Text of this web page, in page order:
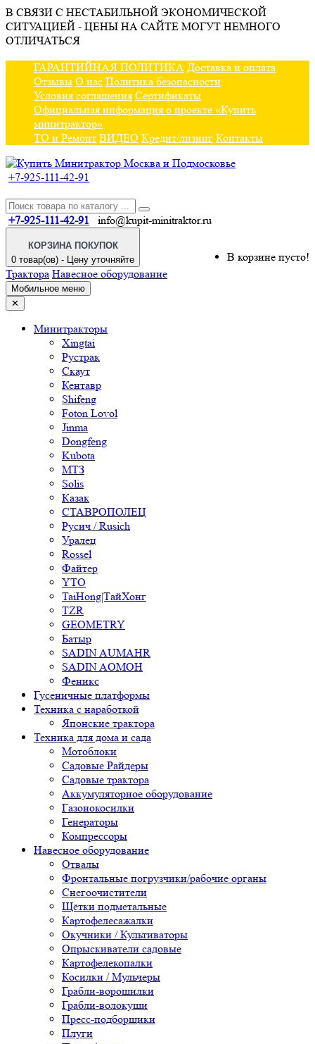
В СВЯЗИ С НЕСТАБИЛЬНОЙ ЭКОНОМИЧЕСКОЙ
СИТУАЦИЕЙ - ЦЕНЫ НА САЙТЕ МОГУТ НЕМНОГО
ОТЛИЧАТЬСЯ
ГАРАНТИЙНАЯ ПОЛИТИКА Доставка и оплата
Отзывы О нас Политика безопасности
Условия соглашения Сертификаты
Официальная информация о проекте «Купить
минитрактор»
ТО и Ремонт ВИДЕО Кредит/лизинг Контакты
+7-925-111-42-91
+7-925-111-42-91 info@kupit-minitraktor.ru
КОРЗИНА ПОКУПОК
0 товар(ов) - Цену уточняйте
В корзине пусто!
Трактора Навесное оборудование
Мобильное меню
✕
Минитракторы
Xingtai
Рустрак
Скаут
Кентавр
Shifeng
Foton Lovol
Jinma
Dongfeng
Kubota
МТЗ
Solis
Казак
СТАВРОПОЛЕЦ
Русич / Rusich
Уралец
Rossel
Файтер
YTO
TaiHong|ТайХонг
TZR
GEOMETRY
Батыр
SADIN AUMAHR
SADIN AOMOH
Феникс
Гусеничные платформы
Техника с наработкой
Японские трактора
Техника для дома и сада
Мотоблоки
Садовые Райдеры
Садовые трактора
Аккумуляторное оборудование
Газонокосилки
Генераторы
Компрессоры
Навесное оборудование
Отвалы
Фронтальные погрузчики/рабочие органы
Снегоочистители
Щётки подметальные
Картофелесажалки
Окучники / Культиваторы
Опрыскиватели садовые
Картофелекопалки
Косилки / Мульчеры
Грабли-ворошилки
Грабли-волокуши
Пресс-подборщики
Плуги